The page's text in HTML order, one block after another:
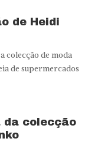
de Heidi
colecção de moda
de supermercados
da colecção